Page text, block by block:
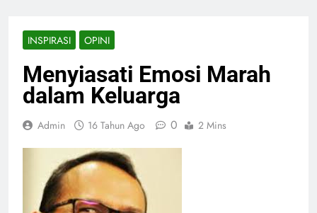
INSPIRASI OPINI
Menyiasati Emosi Marah
dalam Keluarga
Admin 16 Tahun Ago 0 2 Mins